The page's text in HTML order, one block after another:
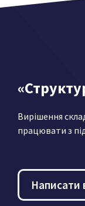
Вирішення
працювати з
Написати